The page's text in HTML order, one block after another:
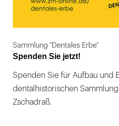
Sammlung "Dentales Erbe"
Spenden Sie jetzt!
Spenden Sie für Aufbau und
dentalhistorischen
Zschadraß.